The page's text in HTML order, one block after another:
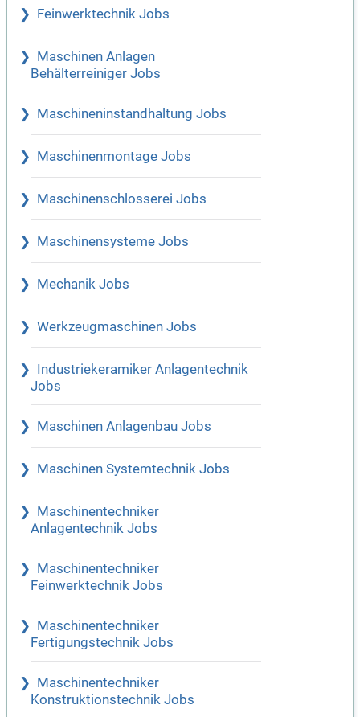
Feinwerktechnik Jobs
Maschinen Anlagen
Behälterreiniger Jobs
Maschineninstandhaltung Jobs
Maschinenmontage Jobs
Maschinenschlosserei Jobs
Maschinensysteme Jobs
Mechanik Jobs
Werkzeugmaschinen Jobs
Industriekeramiker Anlagentechnik
Jobs
Maschinen Anlagenbau Jobs
Maschinen Systemtechnik Jobs
Maschinentechniker
Anlagentechnik Jobs
Maschinentechniker
Feinwerktechnik Jobs
Maschinentechniker
Fertigungstechnik Jobs
Maschinentechniker
Konstruktionstechnik Jobs